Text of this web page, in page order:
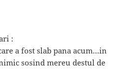
:
a fost slab pana acum…in
sosind mereu destul de